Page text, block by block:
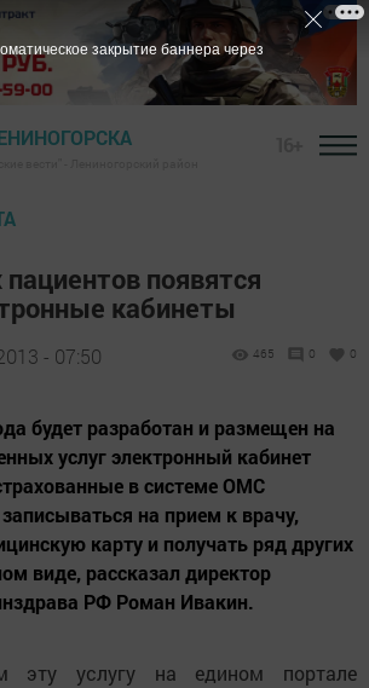
пациентов появятся
кабинеты
- 07:50 465 0 0
будет разработан и размещен на
услуг электронный кабинет
в системе ОМС
на прием к врачу,
карту и получать ряд других
виде, рассказал директор
РФ Роман Ивакин.
эту услугу на едином портале
закрытие баннера через